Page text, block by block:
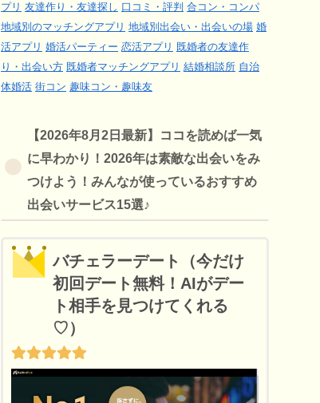
プリ 友達作り・友達探し 口コミ・評判 合コン・コンパ
地域別のマッチングアプリ 地域別出会い・出会いの場 婚
活アプリ 婚活パーティー 恋活アプリ 既婚者の友達作
り・出会い方 既婚者マッチングアプリ 結婚相談所 自治
体婚活 街コン 趣味コン・趣味友
【2026年8月2日最新】ココを読めば一気
に早わかり！2026年は素敵な出会いをみ
つけよう！みんなが使っているおすすめ
出会いサービス15選♪
バチェラーデート（今だけ
初回デート無料！AIがデー
ト相手を見つけてくれる
♡）